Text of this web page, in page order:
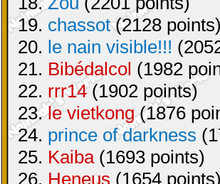
19. chassot(2128
20. le nain visible!!!
21. Bibédalcol (1982
22. rrr14(1902 points)
23.le vietkong(1876
24. prince of darkness
25. Kaiba(1693 points)
26. Heneus (1654 points)